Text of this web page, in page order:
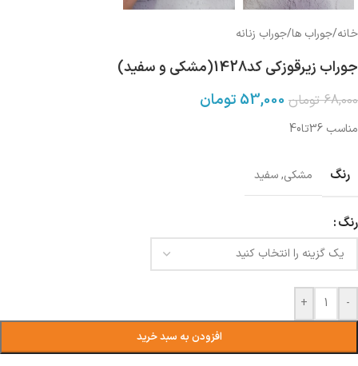
خانه/جوراب ها/جوراب زنانه
جوراب زیرقوزکی کد1428(مشکی و سفید)
68,000 تومان 53,000 تومان
مناسب 36تا40
رنگ مشکی,سفید
رنگ
-
+
افزودن به سبد خرید